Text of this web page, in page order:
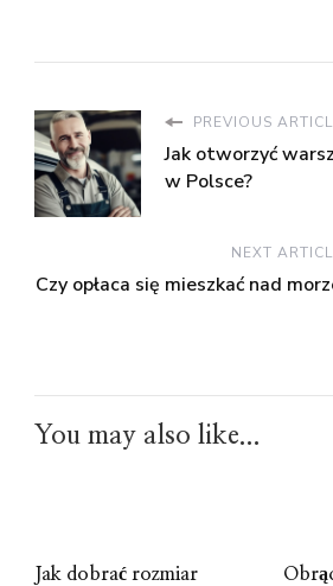
PREVIOUS
Jak otworzyć
w Polsce?
NEXT
Czy opłaca się mieszkać nad
You may also like...
Jak dobrać rozmiar